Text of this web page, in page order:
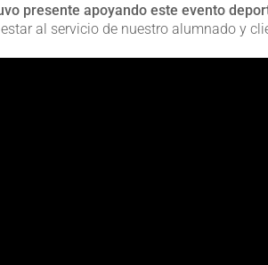
presente apoyando este evento
al servicio de nuestro alumnado y